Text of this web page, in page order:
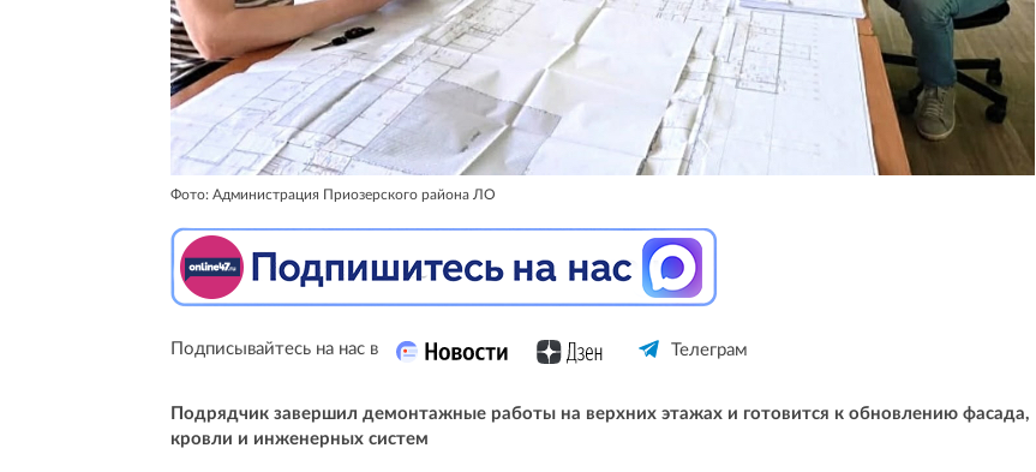
Фото: Администрация Приозерского района ЛО
Подписывайтесь на нас в Телеграм
Подрядчик завершил демонтажные работы на верхних этажах и готовится к обновлению фасада,
кровли и инженерных систем